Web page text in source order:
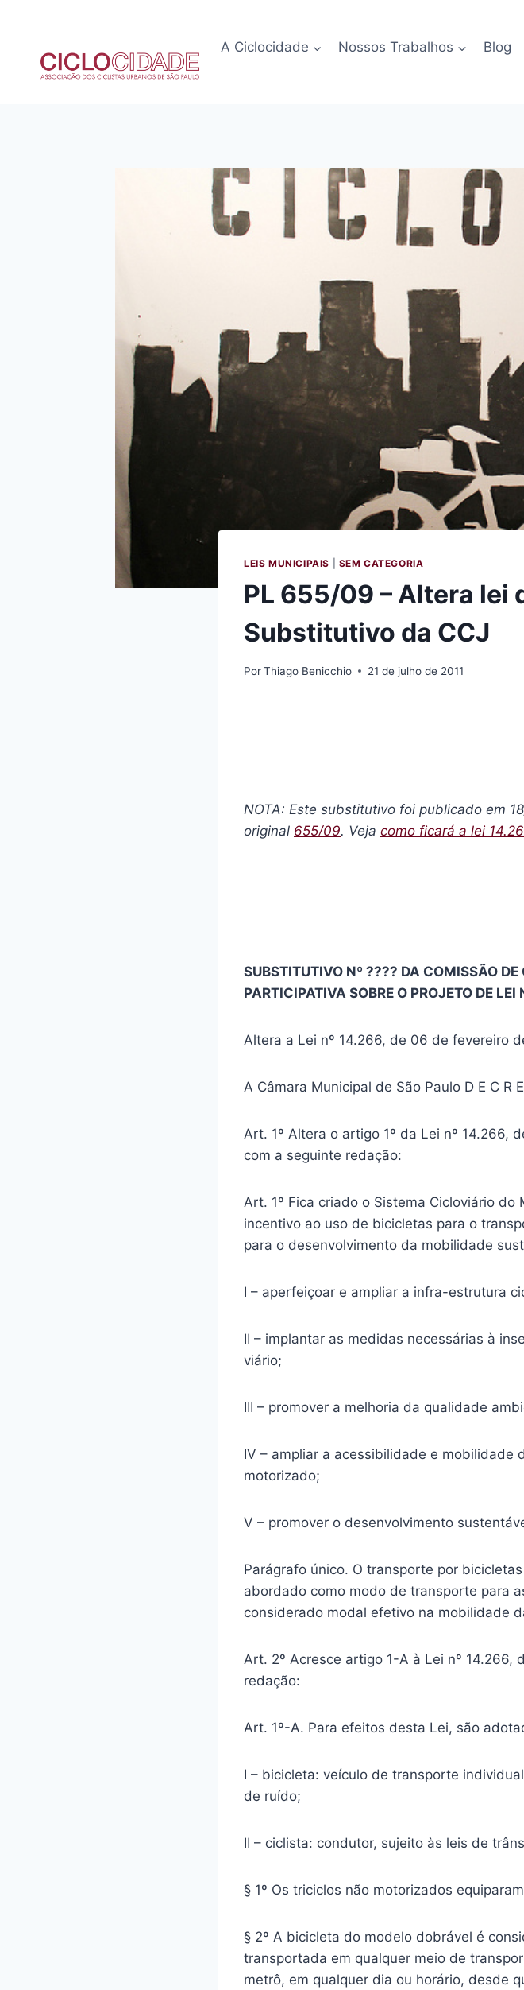
Conteúdo
A Ciclocidade Nossos Trabalhos Blog
LEIS MUNICIPAIS SEM CATEGORIA
PL 655/09 – Altera lei
Substitutivo da CCJ
PorThiago Benicchio 21 de julho de 2011
NOTA: Este substitutivo foi publicado em
original 655/09. Veja como ficará a lei
SUBSTITUTIVO Nº ???? DA COMISSÃO
PARTICIPATIVA SOBRE O PROJETO DE
Altera a Lei nº 14.266, de 06 de fevereiro
A Câmara Municipal de São Paulo D E C R
Art. 1º Altera o artigo 1º da Lei nº 14.266,
com a seguinte redação:
Art. 1º Fica criado o Sistema Cicloviário do
incentivo ao uso de bicicletas para o
para o desenvolvimento da mobilidade
I – aperfeiçoar e ampliar a infra-estrutura
II – implantar as medidas necessárias à
viário;
III – promover a melhoria da qualidade
IV – ampliar a acessibilidade e mobilidade
motorizado;
V – promover o desenvolvimento
Parágrafo único. O transporte por
abordado como modo de transporte para
considerado modal efetivo na mobilidade
Art. 2º Acresce artigo 1-A à Lei nº
redação:
Art. 1º-A. Para efeitos desta Lei, são
I – bicicleta: veículo de transporte
de ruído;
II – ciclista: condutor, sujeito às leis de
§ 1º Os triciclos não motorizados
§ 2º A bicicleta do modelo dobrável é
transportada em qualquer meio de
metrô, em qualquer dia ou horário, desde